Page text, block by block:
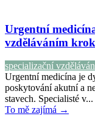
Urgentní
vzděláváním
specializační
Urgentní medicína je
poskytování akutní a
stavech. Specialisté v...
To mě zajímá →